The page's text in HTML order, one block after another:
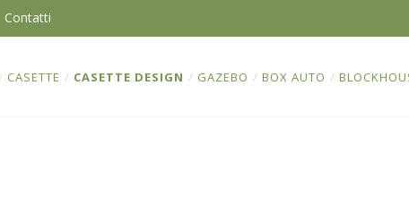
Contatti
CASETTE / CASETTE DESIGN / GAZEBO / BOX AUTO /